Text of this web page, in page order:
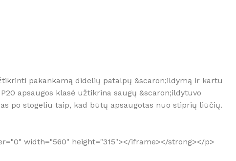
pakankamą didelių patalpų &scaron;ildymą ir kartu
apsaugos klasė užtikrina saugų &scaron;ildytuvo
po stogeliu taip, kad būtų apsaugotas nuo stiprių liūčių.
width="560" height="315"></iframe></strong></p>